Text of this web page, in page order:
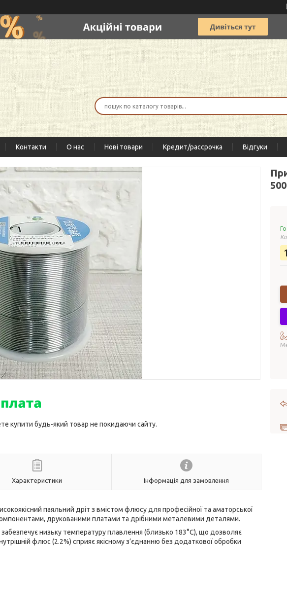
Контакти О нас Нові товари Кредит/рассрочка Відгуки
купити будь-який товар не покидаючи сайту.
Характеристики Інформація для замовлення
паяльний дріт з вмістом флюсу для професійної та аматорської
друкованими платами та дрібними металевими деталями.
низьку температуру плавлення (близько 183°C), що дозволяє
флюс (2.2%) сприяє якісному з’єднанню без додаткової обробки